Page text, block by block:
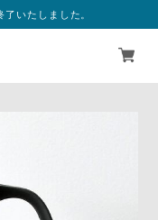
いたしました。